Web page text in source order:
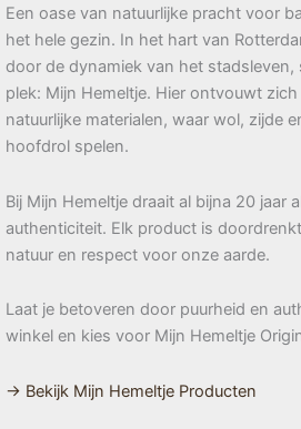
Een oase van natuurlijke pracht voor
het hele gezin. In het hart van
door de dynamiek van het stadsleven,
plek: Mijn Hemeltje. Hier ontvouwt
natuurlijke materialen, waar wol, zijde
hoofdrol spelen.
Bij Mijn Hemeltje draait al bijna 20 jaar
authenticiteit. Elk product is
natuur en respect voor onze aarde.
Laat je betoveren door puurheid en
winkel en kies voor Mijn Hemeltje
→ Bekijk Mijn Hemeltje Producten